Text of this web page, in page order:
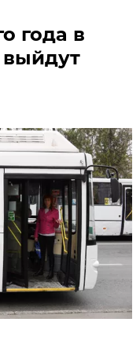
года в